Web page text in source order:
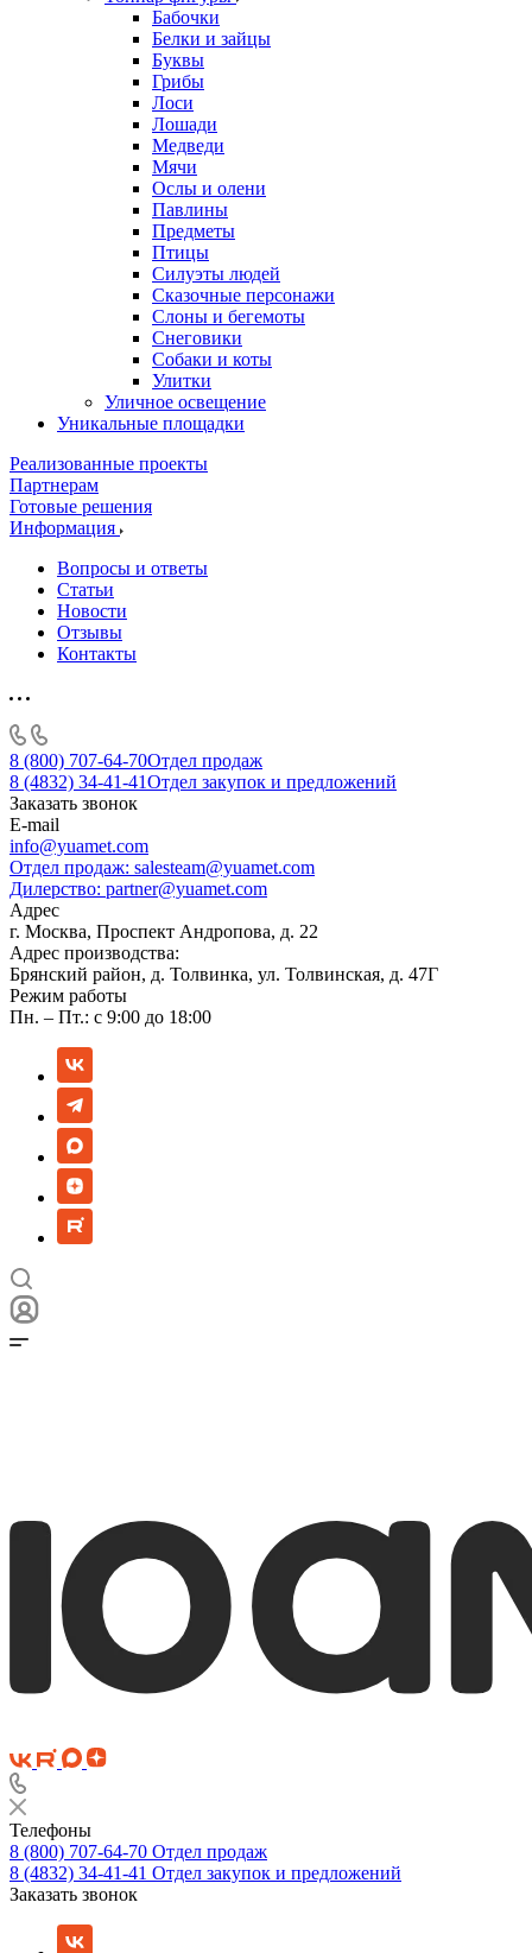
Бабочки
Белки и зайцы
Буквы
Грибы
Лоси
Лошади
Медведи
Мячи
Ослы и олени
Павлины
Предметы
Птицы
Силуэты людей
Сказочные персонажи
Слоны и бегемоты
Снеговики
Собаки и коты
Улитки
Уличное освещение
Уникальные площадки
Реализованные проекты
Партнерам
Готовые решения
Информация
Вопросы и ответы
Статьи
Новости
Отзывы
Контакты
8 (800) 707-64-70Отдел продаж
8 (4832) 34-41-41Отдел закупок и предложений
Заказать звонок
E-mail
info@yuamet.com
Отдел продаж: salesteam@yuamet.com
Дилерство: partner@yuamet.com
Адрес
г. Москва, Проспект Андропова, д. 22
Адрес производства:
Брянский район, д. Толвинка, ул. Толвинская, д. 47Г
Режим работы
Пн. – Пт.: с 9:00 до 18:00
Телефоны
8 (800) 707-64-70 Отдел продаж
8 (4832) 34-41-41 Отдел закупок и предложений
Заказать звонок